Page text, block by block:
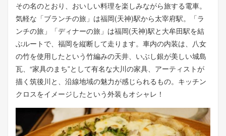
その名のとおり、おいしい料理を楽しみながら旅する電車。
気軽な「ブランチの旅」は福岡(天神)駅から太宰府駅。「ラ
ンチの旅」「ディナーの旅」は福岡(天神)駅と大牟田駅を結
ぶルートで、福岡を縦断して走ります。車内の内装は、八女
の竹を使用したという竹編みの天井、いぶし銀が美しい城島
瓦、“家具のまち”として有名な大川の家具、アーティストが
描く筑後川と、沿線地域の魅力が感じられるもの。キッチン
クロスをイメージしたという外装もオシャレ！